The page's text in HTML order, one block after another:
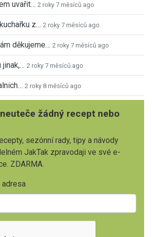
uvařit… 2 roky 7 měsíců ago
z… 2 roky 7 měsíců ago
děkujeme… 2 roky 7 měsíců ago
jinak,… 2 roky 7 měsíců ago
2 roky 8 měsíců ago
žádný recept nebo
sezónní rady, tipy a návody
JakTak zpravodaji ve své e-
ZDARMA.
adresa